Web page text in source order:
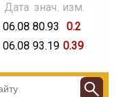
Дата знач. изм.
06.08 80.93
0.2
06.08 93.19 0.39